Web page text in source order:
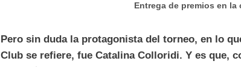
Entrega de premios en la
Pero sin duda la protagonista del torneo, en lo
Club se refiere, fue Catalina Colloridi. Y es que,